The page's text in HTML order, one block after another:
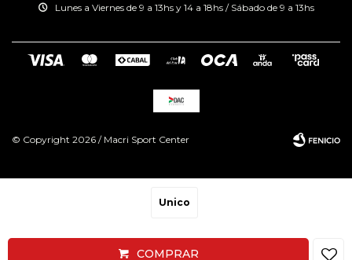
Unico
COMPRAR
Lunes a Viernes de 9 a 13hs y 14 a 18hs / Sábado de 9 a 13hs
© Copyright 2026 / Macri Sport Center
Fenicio